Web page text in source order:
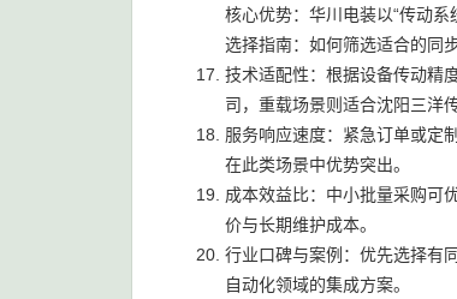
核心优势：华川电装以“传动系
选择指南：如何筛选适合的同
技术适配性：根据设备传动精
司，重载场景则适合沈阳三洋
服务响应速度：紧急订单或定
在此类场景中优势突出。
成本效益比：中小批量采购可
价与长期维护成本。
行业口碑与案例：优先选择有
自动化领域的集成方案。